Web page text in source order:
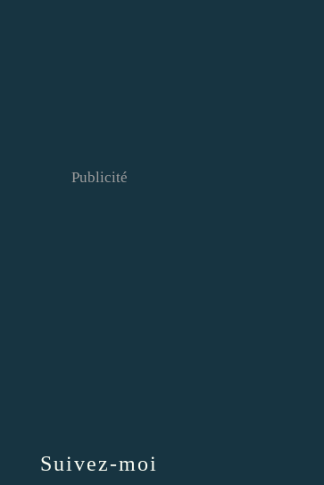
Suivez-moi
Publicité